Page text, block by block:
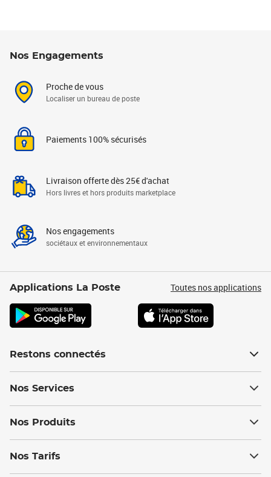
Nos Engagements
Proche de vous
Localiser un bureau de poste
Paiements 100% sécurisés
Livraison offerte dès 25€ d'achat
Hors livres et hors produits marketplace
Nos engagements
sociétaux et environnementaux
Applications La Poste Toutes nos applications
Restons connectés
Nos Services
Nos Produits
Nos Tarifs